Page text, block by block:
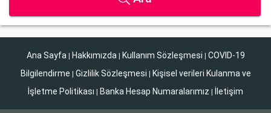
Ana Sayfa | Hakkımızda | Kullanım Sözleşmesi | COVID-19
Bilgilendirme | Gizlilik Sözleşmesi | Kişisel verileri Kulanma ve
İşletme Politikası | Banka Hesap Numaralarımız | İletişim